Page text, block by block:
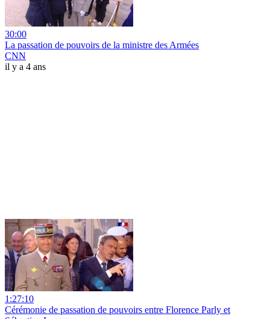
30:00
La passation de pouvoirs de la ministre des Armées
CNN
il y a 4 ans
1:27:10
Cérémonie de passation de pouvoirs entre Florence Parly et